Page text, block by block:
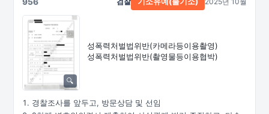
성폭력처벌법위반(카메라등이용촬영)
성폭력처벌법위반(촬영물등이용협박)
경찰조사를 앞두고, 방문상담 및 선임